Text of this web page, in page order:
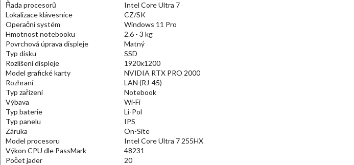
Řada procesorů
Intel Core Ultra 7
Lokalizace klávesnice
CZ/SK
Operační systém
Windows 11 Pro
Hmotnost notebooku
2.6 - 3 kg
Povrchová úprava displeje
Matný
Typ disku
SSD
Rozlišení displeje
1920x1200
Model grafické karty
NVIDIA RTX PRO 2000
Rozhraní
LAN (RJ-45)
Typ zařízení
Notebook
Výbava
Wi-Fi
Typ baterie
Li-Pol
Typ panelu
IPS
Záruka
On-Site
Model procesoru
Intel Core Ultra 7 255HX
Výkon CPU dle PassMark
48231
Počet jader
20